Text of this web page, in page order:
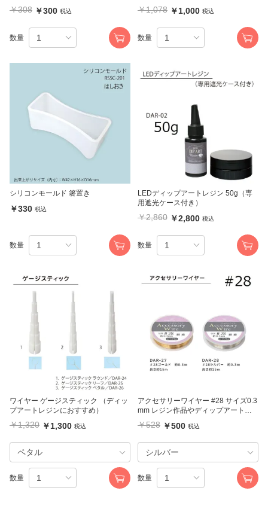
￥308 ￥300 税込
数量
￥1,078 ￥1,000 税込
数量
シリコンモールド 箸置き
￥330 税込
数量
LEDディップアートレジン 50g（専
用遮光ケース付き）
￥2,860 ￥2,800 税込
数量
ワイヤー ゲージスティック （ディッ
プアートレジンにおすすめ）
￥1,320 ￥1,300 税込
数量
アクセサリーワイヤー #28 サイズ0.3
mm レジン作品やディップアートレ
ジンにも
￥528 ￥500 税込
数量